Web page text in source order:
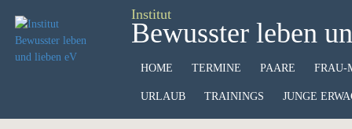
Institut
Bewusster leben
HOME TERMINE PAARE FRAU-
URLAUB TRAININGS JUNGE